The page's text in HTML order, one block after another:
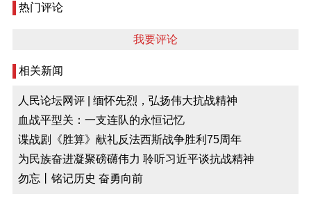
热门评论
我要评论
相关新闻
人民论坛网评 | 缅怀先烈，弘扬伟大抗战精神
血战平型关：一支连队的永恒记忆
谍战剧《胜算》献礼反法西斯战争胜利75周年
为民族奋进凝聚磅礴伟力 聆听习近平谈抗战精神
勿忘丨铭记历史 奋勇向前